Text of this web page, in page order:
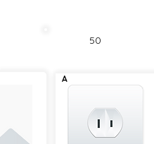
50
A